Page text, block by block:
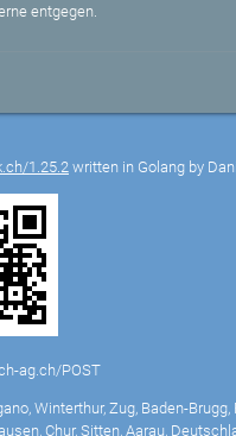
entgegen.
1.25.2written in Golang by
ag.ch/POST
Winterthur, Zug, Baden-
Chur, Sitten, Aarau,